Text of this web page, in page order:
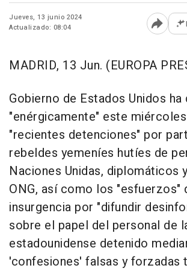
Jueves, 13 junio 2024
Actualizado: 08:04
Abrir
MADRID, 13 Jun. (EUROPA
Gobierno de Estados Unidos ha
"enérgicamente" este
"recientes detenciones" por
rebeldes yemeníes hutíes de
Naciones Unidas, diplomáticos
ONG, así como los "esfuerzos"
insurgencia por "difundir
sobre el papel del personal de
estadounidense detenido
'confesiones' falsas y forzadas